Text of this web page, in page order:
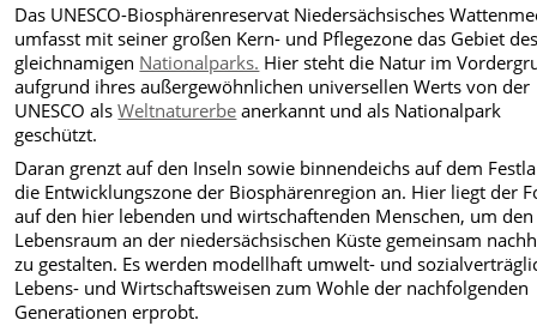
Das UNESCO-Biosphärenreservat Niedersächsisches
umfasst mit seiner großen Kern- und Pflegezone das Gebiet
gleichnamigen Nationalparks. Hier steht die Natur im
aufgrund ihres außergewöhnlichen universellen Werts von der
UNESCO alsWeltnaturerbe anerkannt und als Nationalpark
geschützt.
Daran grenzt auf den Inseln sowie binnendeichs auf dem
die Entwicklungszone der Biosphärenregion an. Hier liegt der
auf den hier lebenden und wirtschaftenden Menschen, um den
Lebensraum an der niedersächsischen Küste gemeinsam
zu gestalten. Es werden modellhaft umwelt- und
Lebens- und Wirtschaftsweisen zum Wohle der nachfolgenden
Generationen erprobt.